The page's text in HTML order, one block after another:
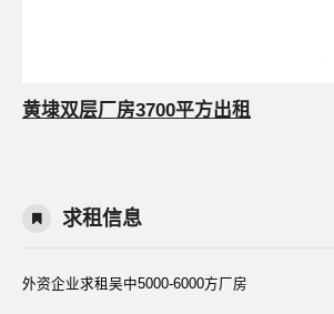
黄埭双层厂房3700平方出租
求租信息
外资企业求租吴中5000-6000方厂房